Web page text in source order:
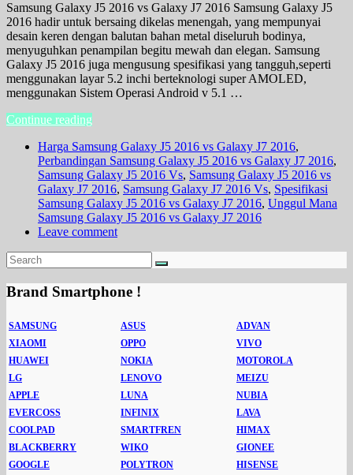
Samsung Galaxy J5 2016 vs Galaxy J7 2016 Samsung Galaxy J5
2016 hadir untuk bersaing dikelas menengah, yang mempunyai
desain keren dengan balutan bahan metal diseluruh bodinya,
menyuguhkan penampilan begitu mewah dan elegan. Samsung
Galaxy J5 2016 juga mengusung spesifikasi yang tangguh,seperti
menggunakan layar 5.2 inchi berteknologi super AMOLED,
menggunakan Sistem Operasi Android v 5.1 …
Continue reading
Harga Samsung Galaxy J5 2016 vs Galaxy J7 2016,
Perbandingan Samsung Galaxy J5 2016 vs Galaxy J7 2016,
Samsung Galaxy J5 2016 Vs, Samsung Galaxy J5 2016 vs
Galaxy J7 2016, Samsung Galaxy J7 2016 Vs, Spesifikasi
Samsung Galaxy J5 2016 vs Galaxy J7 2016, Unggul Mana
Samsung Galaxy J5 2016 vs Galaxy J7 2016
Leave comment
Brand Smartphone !
SAMSUNG ASUS
ADVAN
XIAOMI
OPPO
VIVO
HUAWEI
NOKIA
MOTOROLA
LG
LENOVO
MEIZU
APPLE
LUNA
NUBIA
EVERCOSS
INFINIX
LAVA
COOLPAD
SMARTFREN
HIMAX
BLACKBERRY
WIKO
GIONEE
GOOGLE
POLYTRON
HISENSE